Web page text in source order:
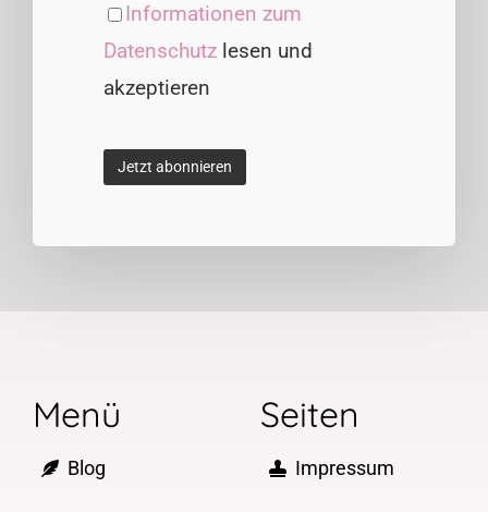
Informationen zum
Datenschutz lesen und
akzeptieren
Menü
Blog
Seiten
Impressum